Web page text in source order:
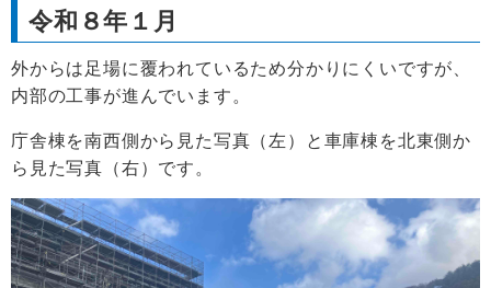
令和８年１月
外からは足場に覆われているため分かりにくいですが、
内部の工事が進んでいます。
庁舎棟を南西側から見た写真（左）と車庫棟を北東側か
ら見た写真（右）です。